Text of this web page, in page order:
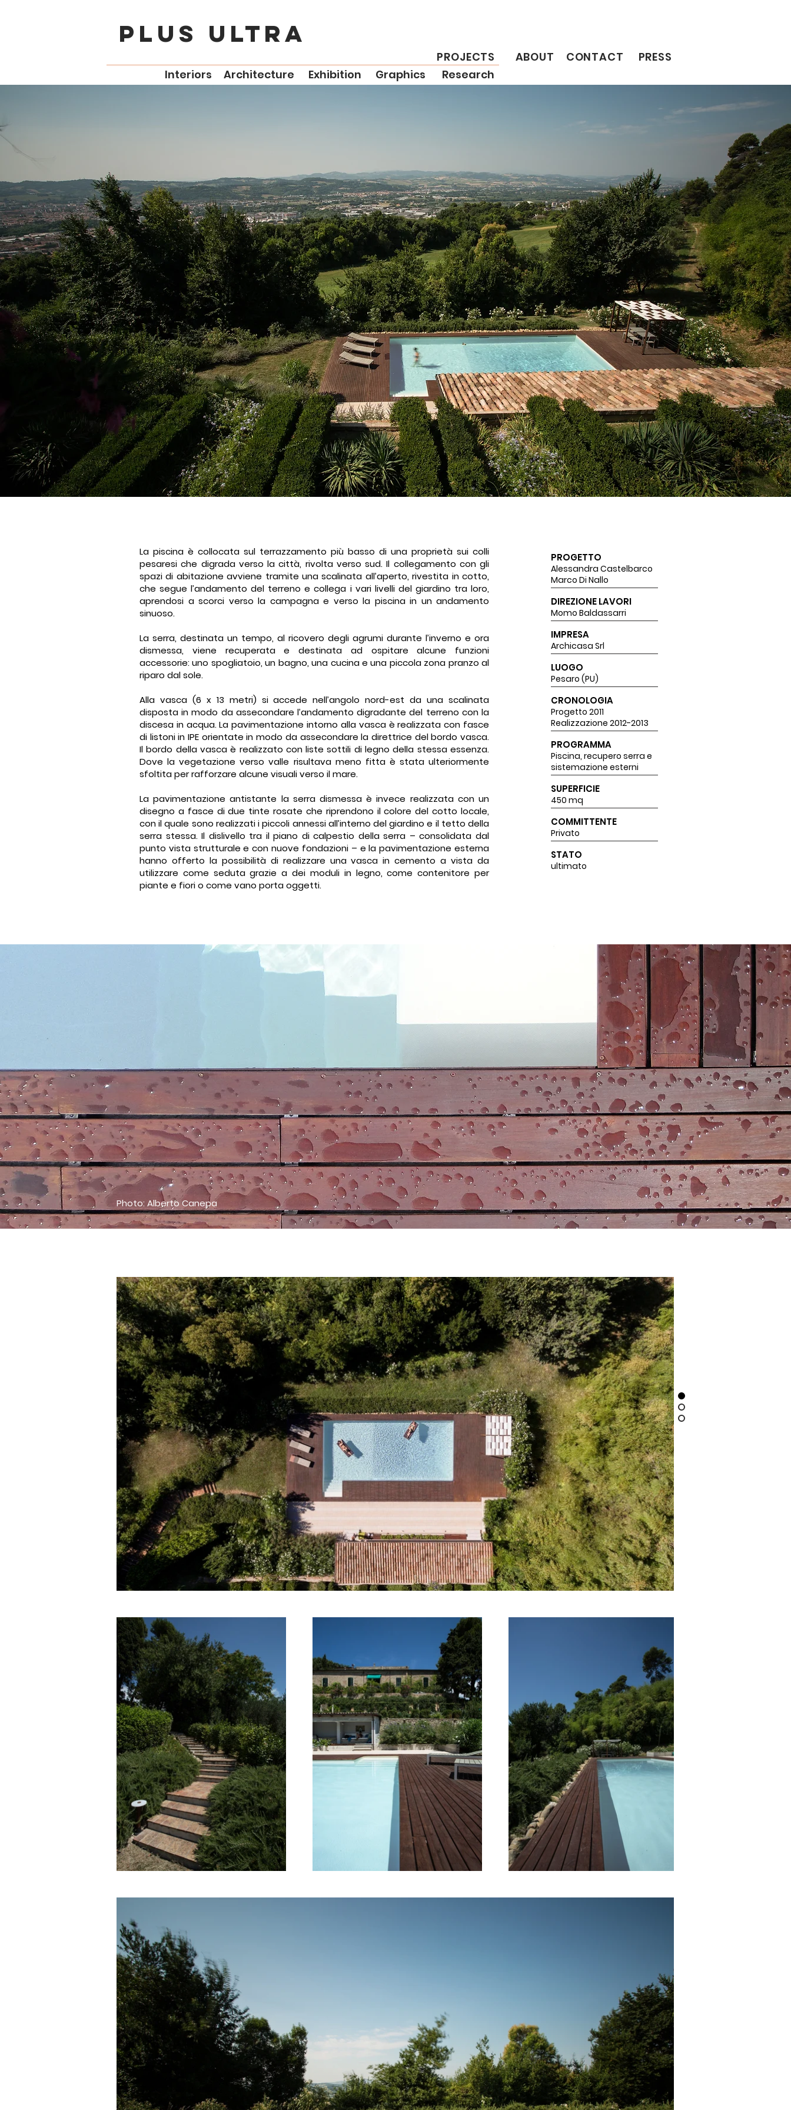
PLUS ULTRA
PROJECTS ABOUT CONTACT
PRESS
Interiors
Architecture Exhibition Graphics Research
La piscina è collocata sul terrazzamento più basso di una proprietà sui colli
pesaresi che digrada verso la città, rivolta verso sud. Il collegamento con gli
spazi di abitazione avviene tramite una scalinata all’aperto, rivestita in cotto,
che segue l’andamento del terreno e collega i vari livelli del giardino tra loro,
aprendosi a scorci verso la campagna e verso la piscina in un andamento
sinuoso.
La serra, destinata un tempo, al ricovero degli agrumi durante l’inverno e ora
dismessa, viene recuperata e destinata ad ospitare alcune funzioni
accessorie: uno spogliatoio, un bagno, una cucina e una piccola zona pranzo al
riparo dal sole.
Alla vasca (6 x 13 metri) si accede nell’angolo nord-est da una scalinata
disposta in modo da assecondare l’andamento digradante del terreno con la
discesa in acqua. La pavimentazione intorno alla vasca è realizzata con fasce
di listoni in IPE orientate in modo da assecondare la direttrice del bordo vasca.
Il bordo della vasca è realizzato con liste sottili di legno della stessa essenza.
Dove la vegetazione verso valle risultava meno fitta è stata ulteriormente
sfoltita per rafforzare alcune visuali verso il mare.
La pavimentazione antistante la serra dismessa è invece realizzata con un
disegno a fasce di due tinte rosate che riprendono il colore del cotto locale,
con il quale sono realizzati i piccoli annessi all’interno del giardino e il tetto della
serra stessa. Il dislivello tra il piano di calpestio della serra – consolidata dal
punto vista strutturale e con nuove fondazioni – e la pavimentazione esterna
hanno offerto la possibilità di realizzare una vasca in cemento a vista da
utilizzare come seduta grazie a dei moduli in legno, come contenitore per
piante e fiori o come vano porta oggetti.
PROGETTO
Alessandra Castelbarco
Marco Di Nallo
DIREZIONE LAVORI
Momo Baldassarri
IMPRESA
Archicasa Srl
LUOGO
Pesaro (PU)
CRONOLOGIA
Progetto 2011
Realizzazione 2012-2013
PROGRAMMA
Piscina, recupero serra e
sistemazione esterni
SUPERFICIE
450 mq
COMMITTENTE
Privato
STATO
ultimato
Photo: Alberto Canepa